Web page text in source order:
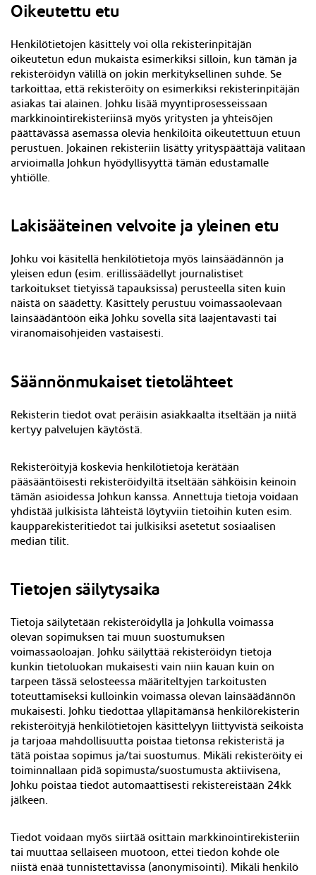
Oikeutettu etu
Henkilötietojen käsittely voi olla rekisterinpitäjän
oikeutetun edun mukaista esimerkiksi silloin, kun tämän ja
rekisteröidyn välillä on jokin merkityksellinen suhde. Se
tarkoittaa, että rekisteröity on esimerkiksi rekisterinpitäjän
asiakas tai alainen. Johku lisää myyntiprosesseissaan
markkinointirekisteriinsä myös yritysten ja yhteisöjen
päättävässä asemassa olevia henkilöitä oikeutettuun etuun
perustuen. Jokainen rekisteriin lisätty yrityspäättäjä valitaan
arvioimalla Johkun hyödyllisyyttä tämän edustamalle
yhtiölle.
Lakisääteinen velvoite ja yleinen etu
Johku voi käsitellä henkilötietoja myös lainsäädännön ja
yleisen edun (esim. erillissäädellyt journalistiset
tarkoitukset tietyissä tapauksissa) perusteella siten kuin
näistä on säädetty. Käsittely perustuu voimassaolevaan
lainsäädäntöön eikä Johku sovella sitä laajentavasti tai
viranomaisohjeiden vastaisesti.
Säännönmukaiset tietolähteet
Rekisterin tiedot ovat peräisin asiakkaalta itseltään ja niitä
kertyy palvelujen käytöstä.
Rekisteröityjä koskevia henkilötietoja kerätään
pääsääntöisesti rekisteröidyiltä itseltään sähköisin keinoin
tämän asioidessa Johkun kanssa. Annettuja tietoja voidaan
yhdistää julkisista lähteistä löytyviin tietoihin kuten esim.
kaupparekisteritiedot tai julkisiksi asetetut sosiaalisen
median tilit.
Tietojen säilytysaika
Tietoja säilytetään rekisteröidyllä ja Johkulla voimassa
olevan sopimuksen tai muun suostumuksen
voimassaoloajan. Johku säilyttää rekisteröidyn tietoja
kunkin tietoluokan mukaisesti vain niin kauan kuin on
tarpeen tässä selosteessa määriteltyjen tarkoitusten
toteuttamiseksi kulloinkin voimassa olevan lainsäädännön
mukaisesti. Johku tiedottaa ylläpitämänsä henkilörekisterin
rekisteröityjä henkilötietojen käsittelyyn liittyvistä seikoista
ja tarjoaa mahdollisuutta poistaa tietonsa rekisteristä ja
tätä poistaa sopimus ja/tai suostumus. Mikäli rekisteröity ei
toiminnallaan pidä sopimusta/suostumusta aktiivisena,
Johku poistaa tiedot automaattisesti rekistereistään 24kk
jälkeen.
Tiedot voidaan myös siirtää osittain markkinointirekisteriin
tai muuttaa sellaiseen muotoon, ettei tiedon kohde ole
niistä enää tunnistettavissa (anonymisointi). Mikäli henkilö